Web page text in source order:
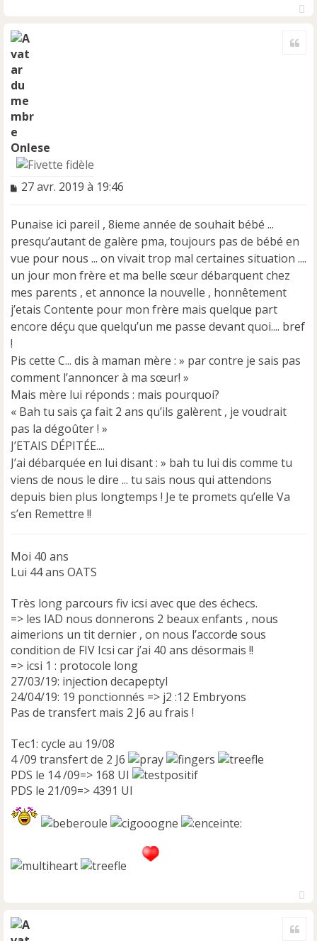
Onlese
M
s
a
g
e
n
o
n
l
u
27 avr. 2019 à 19:46
Punaise ici pareil , 8ieme année de souhait bébé ...
presqu’autant de galère pma, toujours pas de bébé en
vue pour nous ... on vivait trop mal certaines situation ....
un jour mon frère et ma belle sœur débarquent chez
mes parents , et annonce la nouvelle , honnêtement
j’etais Contente pour mon frère mais quelque part
encore déçu que quelqu’un me passe devant quoi.... bref
!
Pis cette C... dis à maman mère : » par contre je sais pas
comment l’annoncer à ma sœur! »
Mais mère lui réponds : mais pourquoi?
« Bah tu sais ça fait 2 ans qu’ils galèrent , je voudrait
pas la dégoûter ! »
J’ETAIS DÉPITÉE....
J’ai débarquée en lui disant : » bah tu lui dis comme tu
viens de nous le dire ... tu sais nous qui attendons
depuis bien plus longtemps ! Je te promets qu’elle Va
s’en Remettre !!
Moi 40 ans
Lui 44 ans OATS
Très long parcours fiv icsi avec que des échecs.
=> les IAD nous donnerons 2 beaux enfants , nous
aimerions un tit dernier , on nous l’accorde sous
condition de FIV Icsi car j’ai 40 ans désormais !!
=> icsi 1 : protocole long
27/03/19: injection decapeptyl
24/04/19: 19 ponctionnés => j2 :12 Embryons
Pas de transfert mais 2 J6 au frais !
Tec1: cycle au 19/08
4 /09 transfert de 2 J6
PDS le 14 /09=> 168 UI
PDS le 21/09=> 4391 UI